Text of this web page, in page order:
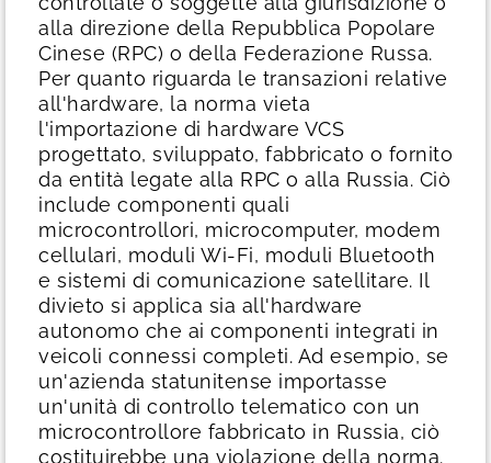
alla direzione della Repubblica Popolare
Cinese (RPC) o della Federazione Russa.
Per quanto riguarda le transazioni relative
all'hardware, la norma vieta
l'importazione di hardware VCS
progettato, sviluppato, fabbricato o fornito
da entità legate alla RPC o alla Russia. Ciò
include componenti quali
microcontrollori, microcomputer, modem
cellulari, moduli Wi-Fi, moduli Bluetooth
e sistemi di comunicazione satellitare. Il
divieto si applica sia all'hardware
autonomo che ai componenti integrati in
veicoli connessi completi. Ad esempio, se
un'azienda statunitense importasse
un'unità di controllo telematico con un
microcontrollore fabbricato in Russia, ciò
costituirebbe una violazione della norma.